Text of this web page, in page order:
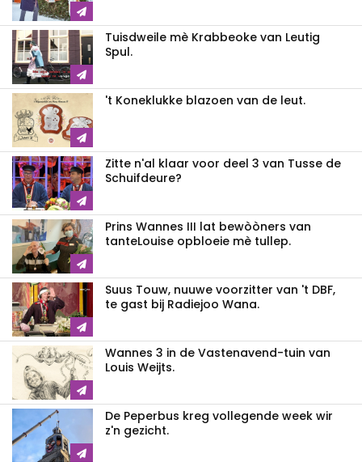
Tuisdweile mè Krabbeoke van Leutig
Spul.
't Koneklukke blazoen van de leut.
Zitte n'al klaar voor deel 3 van Tusse de
Schuifdeure?
Prins Wannes III lat bewòòners van
tanteLouise opbloeie mè tullep.
Suus Touw, nuuwe voorzitter van 't DBF,
te gast bij Radiejoo Wana.
Wannes 3 in de Vastenavend-tuin van
Louis Weijts.
De Peperbus kreg vollegende week wir
z'n gezicht.